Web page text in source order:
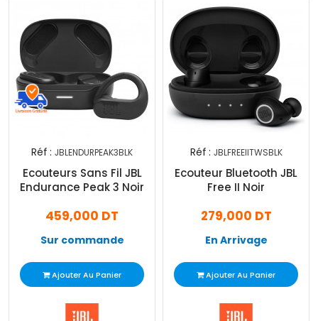
Réf : JBLENDURPEAK3BLK
Ecouteurs Sans Fil JBL
Endurance Peak 3 Noir
459,000 DT
Sur commande
Ajouter Au Panier
Réf : JBLFREEIITWSBLK
Ecouteur Bluetooth JBL
Free II Noir
279,000 DT
En Arrivage
Ajouter Au Panier